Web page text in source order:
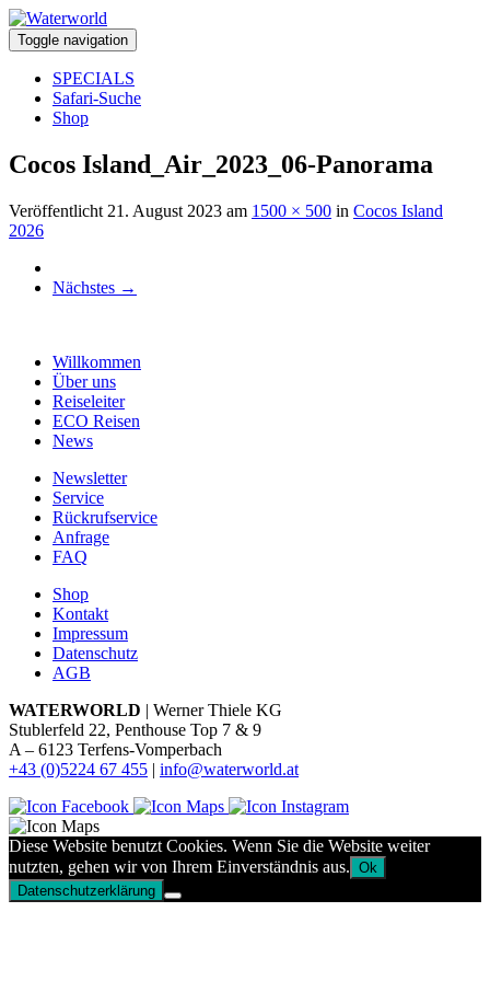
Toggle navigation
SPECIALS
Safari-Suche
Shop
Cocos Island_Air_2023_06-Panorama
Veröffentlicht 21. August 2023 am 1500 × 500 in Cocos Island
2026
Nächstes →
Willkommen
Über uns
Reiseleiter
ECO Reisen
News
Newsletter
Service
Rückrufservice
Anfrage
FAQ
Shop
Kontakt
Impressum
Datenschutz
AGB
WATERWORLD | Werner Thiele KG
Stublerfeld 22, Penthouse Top 7 & 9
A – 6123 Terfens-Vomperbach
+43 (0)5224 67 455 | info@waterworld.at
Diese Website benutzt Cookies. Wenn Sie die Website weiter
nutzten, gehen wir von Ihrem Einverständnis aus. Ok
Datenschutzerklärung